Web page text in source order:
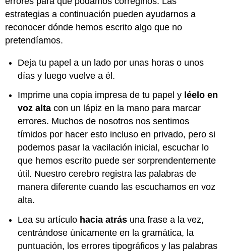
has
aprendido
estrategias a continuación pueden ayudarnos a
reconocer dónde hemos escrito algo que no
pretendíamos.
Deja tu papel a un lado por unas horas o unos
días y luego vuelve a él.
Imprime una copia impresa de tu papel y léelo en
voz alta con un lápiz en la mano para marcar
errores. Muchos de nosotros nos sentimos
tímidos por hacer esto incluso en privado, pero si
podemos pasar la vacilación inicial, escuchar lo
que hemos escrito puede ser sorprendentemente
útil. Nuestro cerebro registra las palabras de
manera diferente cuando las escuchamos en voz
alta.
Lea su artículo hacia atrás una frase a la vez,
centrándose únicamente en la gramática, la
puntuación, los errores tipográficos y las palabras